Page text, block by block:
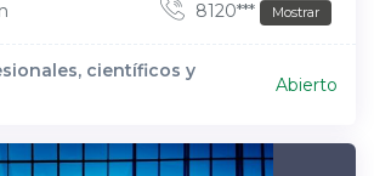
8120*** Mostrar
científicos y
Abierto